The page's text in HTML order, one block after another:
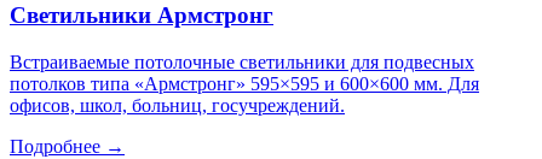
Светильники Армстронг
Встраиваемые потолочные светильники для подвесных
потолков типа «Армстронг» 595×595 и 600×600 мм. Для
офисов, школ, больниц, госучреждений.
Подробнее →